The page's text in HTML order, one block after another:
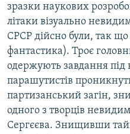
зразки наукових
літаки візуально
СРСР дійсно були, так
фантастика). Троє
одержують завдання
парашутистів
партизанський загін,
одного з творців
Сергєєва. Знищивши